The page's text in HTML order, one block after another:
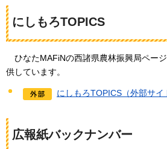
にしもろTOPICS
ひなたMAFiNの西諸県農林振興局ペー
供しています。
にしもろTOPICS（外部サイ
広報紙バックナンバー